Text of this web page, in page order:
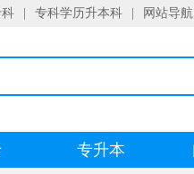
专科学历升本科 网站导航
专升本